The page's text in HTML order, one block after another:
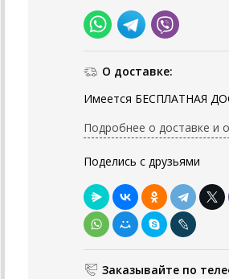
О доставке:
Имеется БЕСПЛАТНАЯ
Подробнее о доставке и
Поделись с друзьями
Заказывайте по